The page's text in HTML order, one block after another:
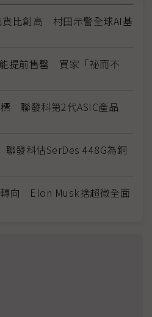
貨比創高 村田示警全球AI基
提前售罄 買家「祕而不
聯發科第2代ASIC產品
發科估SerDes 448G為銅
轉向 Elon Musk捨超微全面